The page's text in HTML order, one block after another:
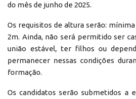
do mês de junho de 2025.
Os requisitos de altura serão:
2m. Ainda, não será permitido ser
união estável, ter filhos ou
permanecer nessas condições
formação.
Os candidatos serão submetidos a